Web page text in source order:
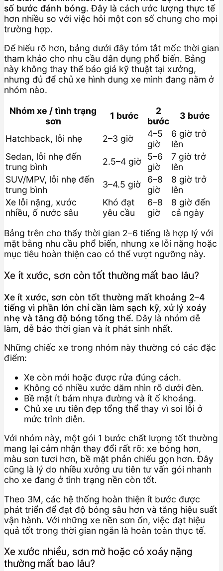
số bước đánh bóng. Đây là cách ước lượng thực tế
hơn nhiều so với việc hỏi một con số chung cho mọi
trường hợp.
Để hiểu rõ hơn, bảng dưới đây tóm tắt mốc thời gian
tham khảo cho nhu cầu dân dụng phổ biến. Bảng
này không thay thế báo giá kỹ thuật tại xưởng,
nhưng đủ để chủ xe hình dung xe mình đang nằm ở
nhóm nào.
Nhóm xe / tình trạng
sơn
1 bước
2
bước
3 bước
Hatchback, lỗi nhẹ 2–3 giờ
4–5
giờ
6 giờ trở
lên
Sedan, lỗi nhẹ đến
trung bình
2.5–4 giờ
5–6
giờ
7 giờ trở
lên
SUV/MPV, lỗi nhẹ đến
trung bình
3–4.5 giờ
6–8
giờ
8 giờ trở
lên
Xe lỗi nặng, xước
nhiều, ố nước sâu
Khó đạt
yêu cầu
6–8
giờ
8 giờ đến
cả ngày
Bảng trên cho thấy thời gian 2–6 tiếng là hợp lý với
mặt bằng nhu cầu phổ biến, nhưng xe lỗi nặng hoặc
mục tiêu hoàn thiện cao có thể vượt ngưỡng này.
Xe ít xước, sơn còn tốt thường mất bao lâu?
Xe ít xước, sơn còn tốt thường mất khoảng 2–4
tiếng vì phần lớn chỉ cần làm sạch kỹ, xử lý xoáy
nhẹ và tăng độ bóng tổng thể. Đây là nhóm dễ
làm, dễ báo thời gian và ít phát sinh nhất.
Những chiếc xe trong nhóm này thường có các đặc
điểm:
Xe còn mới hoặc được rửa đúng cách.
Không có nhiều xước dăm nhìn rõ dưới đèn.
Bề mặt ít bám nhựa đường và ít ố khoáng.
Chủ xe ưu tiên đẹp tổng thể thay vì soi lỗi ở
mức trình diễn.
Với nhóm này, một gói 1 bước chất lượng tốt thường
mang lại cảm nhận thay đổi rất rõ: xe bóng hơn,
màu sơn tươi hơn, bề mặt phản chiếu gọn hơn. Đây
cũng là lý do nhiều xưởng ưu tiên tư vấn gói nhanh
cho xe đang ở tình trạng nền còn tốt.
Theo 3M, các hệ thống hoàn thiện ít bước được
phát triển để đạt độ bóng sâu hơn và tăng hiệu suất
vận hành. Với những xe nền sơn ổn, việc đạt hiệu
quả tốt trong thời gian ngắn là hoàn toàn thực tế.
Xe xước nhiều, sơn mờ hoặc có xoáy nặng
thường mất bao lâu?